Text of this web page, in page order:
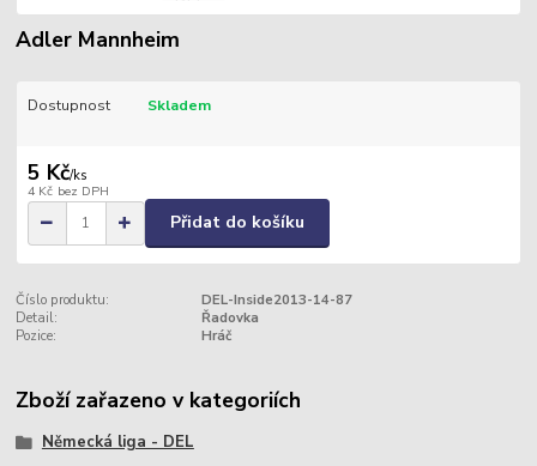
Adler Mannheim
Dostupnost Skladem
5 Kč/ks
4 Kč bez DPH
Přidat do košíku
Číslo produktu:
DEL-Inside2013-14-87
Detail:
Řadovka
Pozice:
Hráč
Zboží zařazeno v kategoriích
Německá liga - DEL